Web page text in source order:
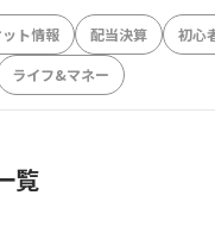
ト情報 配当決算
初心
ライフ&マネー
覧